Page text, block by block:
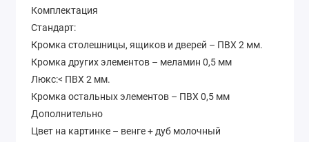
Комплектация
Стандарт:
Кромка столешницы, ящиков и дверей – ПВХ 2 мм.
Кромка других элементов – меламин 0,5 мм
Люкс:< ПВХ 2 мм.
Кромка остальных элементов – ПВХ 0,5 мм
Дополнительно
Цвет на картинке – венге + дуб молочный